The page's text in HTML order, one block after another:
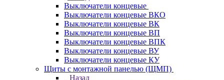
Выключатели концевые
Выключатели концевые ВКО
Выключатели концевые ВК
Выключатели концевые ВП
Выключатели концевые ВПК
Выключатели концевые ВУ
Выключатели концевые КУ
Щиты с монтажной панелью (ЩМП)
Назад